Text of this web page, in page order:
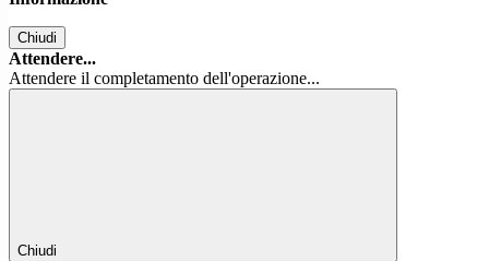
Chiudi
Attendere...
Attendere il completamento dell'operazione...
Chiudi